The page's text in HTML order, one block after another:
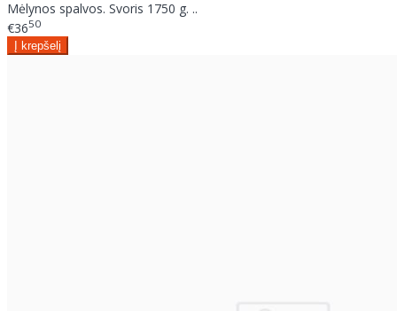
Mėlynos spalvos. Svoris 1750 g. ..
€3650